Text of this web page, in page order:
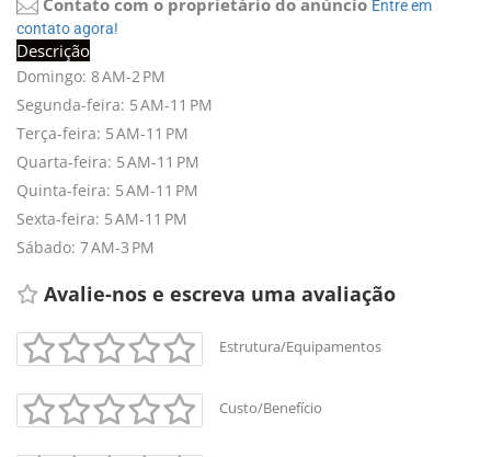
Contato com o proprietário do anúncio Entre em
contato agora!
Descrição
Domingo: 8 AM-2 PM
Segunda-feira: 5 AM-11 PM
Terça-feira: 5 AM-11 PM
Quarta-feira: 5 AM-11 PM
Quinta-feira: 5 AM-11 PM
Sexta-feira: 5 AM-11 PM
Sábado: 7 AM-3 PM
Avalie-nos e escreva uma avaliação
Estrutura/Equipamentos
Custo/Benefício